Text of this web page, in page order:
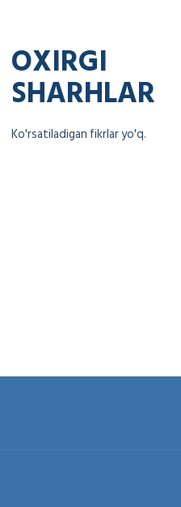
OXIRGI
SHARHLAR
Ko'rsatiladigan fikrlar yo'q.